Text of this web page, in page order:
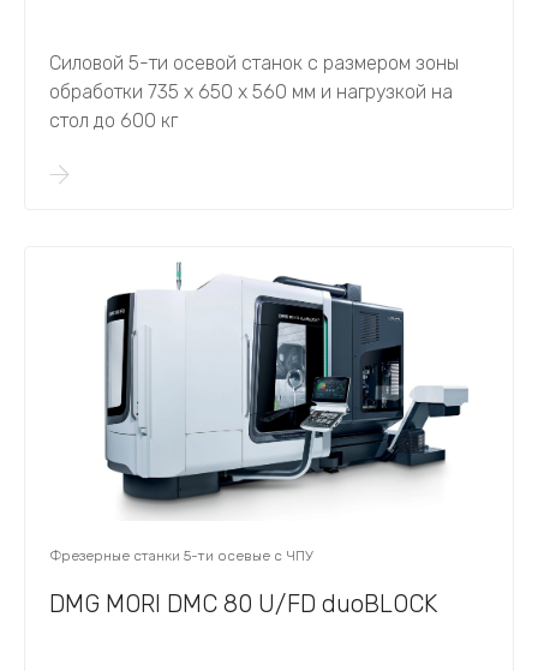
Силовой 5-ти осевой станок с размером зоны
обработки 735 х 650 х 560 мм и нагрузкой на
стол до 600 кг
Фрезерные станки 5-ти осевые с ЧПУ
DMG MORI DMC 80 U/FD duoBLOCK